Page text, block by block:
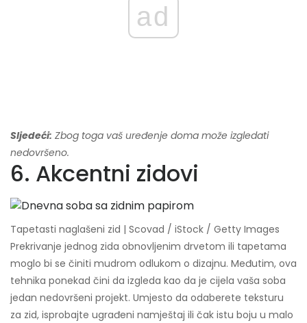
ad
Sljedeći: Zbog toga vaš uređenje doma može izgledati
nedovršeno.
6. Akcentni zidovi
Tapetasti naglašeni zid | Scovad / iStock / Getty Images
Prekrivanje jednog zida obnovljenim drvetom ili tapetama
moglo bi se činiti mudrom odlukom o dizajnu. Međutim, ova
tehnika ponekad čini da izgleda kao da je cijela vaša soba
jedan nedovršeni projekt. Umjesto da odaberete teksturu
za zid, isprobajte ugrađeni namještaj ili čak istu boju u malo